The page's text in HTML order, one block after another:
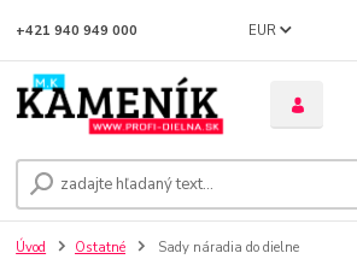
EUR
+421 940 949 000
Úvod Ostatné Sady náradia do dielne